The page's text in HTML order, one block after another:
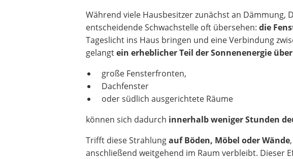
Während viele Hausbesitzer zunächst an Dämmung,
entscheidende Schwachstelle oft übersehen:die
Tageslicht ins Haus bringen und eine Verbindung
gelangtein erheblicher Teil der Sonnenenergie
große Fensterfronten,
Dachfenster
oder südlich ausgerichtete Räume
können sich dadurch innerhalb weniger Stunden
Trifft diese Strahlungauf Böden, Möbel oder Wände
anschließend weitgehend im Raum verbleibt. Dieser